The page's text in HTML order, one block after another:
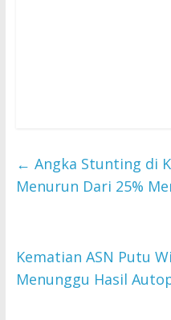
← Angka Stunting di
Menurun Dari 25%
Kematian ASN Putu
Menunggu Hasil